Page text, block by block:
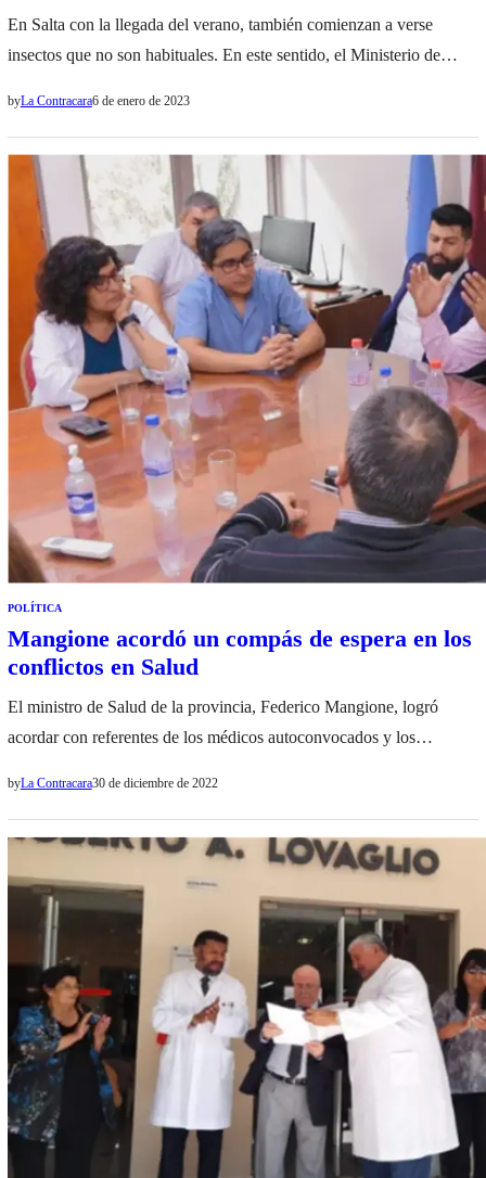
En Salta con la llegada del verano, también comienzan a verse
insectos que no son habituales. En este sentido, el Ministerio de
Es por esto, que optaron…
byLa Contracara6 de enero de 2023
POLÍTICA
Mangione acordó un compás de espera en los
conflictos en Salud
El ministro de Salud de la provincia, Federico Mangione, logró
acordar con referentes de los médicos autoconvocados y los
de ruta. En el caso de los autoconvocados, reclaman…
byLa Contracara30 de diciembre de 2022